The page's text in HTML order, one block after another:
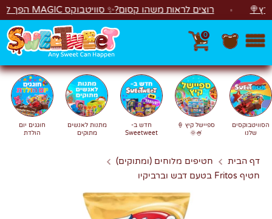
דלג רוצים לראות משהו קסום?✨ סוויטבוקס MAGIC הפך ל"מכונת משחקים"! 🎁🕹️
0
חפשחיפוש
הסוויטבוקסים
שלנו
ספיישל קיץ 🍦
🍧🌞
חדש ב-
Sweetweet
מתנות לאנשים
מתוקים
חוגגים יום
הולדת
דף הבית
חטיפים מלוחים (ומתוקים)
חטיף Fritos בטעם דבש וברביקיו